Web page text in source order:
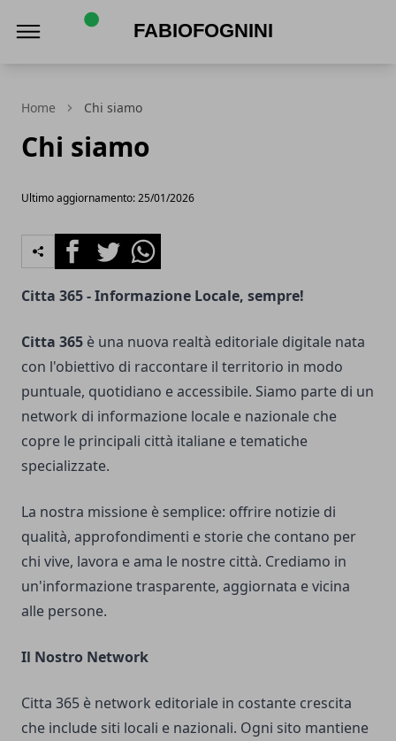
Home Chi siamo
Chi siamo
Ultimo aggiornamento: 25/01/2026
FacebookTwitterWhatsapp
Citta 365 - Informazione Locale, sempre!
Citta 365 è una nuova realtà editoriale digitale nata
con l'obiettivo di raccontare il territorio in modo
puntuale, quotidiano e accessibile. Siamo parte di un
network di informazione locale e nazionale che
copre le principali città italiane e tematiche
specializzate.
La nostra missione è semplice: offrire notizie di
qualità, approfondimenti e storie che contano per
chi vive, lavora e ama le nostre città. Crediamo in
un'informazione trasparente, aggiornata e vicina
alle persone.
Il Nostro Network
Citta 365 è network editoriale in costante crescita
che include siti locali e nazionali. Ogni sito mantiene